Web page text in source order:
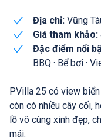
Địa chỉ: Vũng
Giá tham khảo:
Đặc điểm nổi
BBQ · Bể bơi ·
PVilla 25 có view
còn có nhiều cây cối,
lồ vô cùng xinh đẹp,
mái.